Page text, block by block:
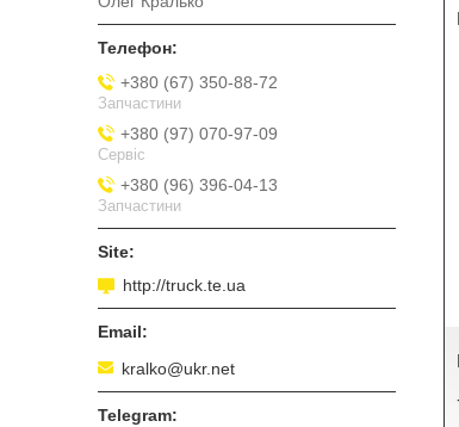
+380 (67) 350-88-72
Запчастини
+380 (97) 070-97-09
Сервіс
+380 (96) 396-04-13
Запчастини
http://truck.te.ua
kralko@ukr.net